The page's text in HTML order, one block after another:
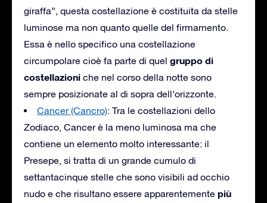
giraffa”, questa costellazione è costituita da stelle
luminose ma non quanto quelle del firmamento.
Essa è nello specifico una costellazione
circumpolare cioè fa parte di quel gruppo di
costellazioni che nel corso della notte sono
sempre posizionate al di sopra dell’orizzonte.
Cancer (Cancro): Tra le costellazioni dello
Zodiaco, Cancer è la meno luminosa ma che
contiene un elemento molto interessante: il
Presepe, si tratta di un grande cumulo di
settantacinque stelle che sono visibili ad occhio
nudo e che risultano essere apparentemente più